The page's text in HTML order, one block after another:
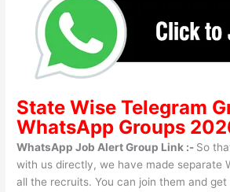
State WiseTelegram
WhatsApp Groups
WhatsApp Job Alert Group Link :- So
with us directly, we have made separate
all the recruits. You can join them and